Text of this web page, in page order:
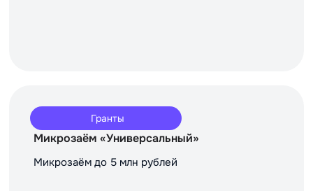
Гранты
Микрозаём «Универсальный»
Микрозаём до 5 млн рублей